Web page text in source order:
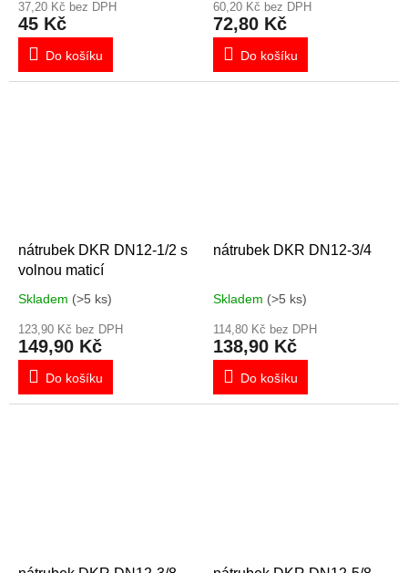
37,20 Kč bez DPH
45 Kč
Do košíku
60,20 Kč bez DPH
72,80 Kč
Do košíku
nátrubek DKR DN12-1/2 s
volnou maticí
Skladem (>5 ks)
123,90 Kč bez DPH
149,90 Kč
Do košíku
nátrubek DKR DN12-3/4
Skladem (>5 ks)
114,80 Kč bez DPH
138,90 Kč
Do košíku